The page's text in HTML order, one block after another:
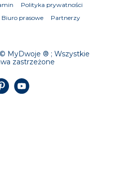
Polityka prywatności
Biuro prasowe
Partnerzy
MyDwoje ® ; Wszystkie
zastrzeżone